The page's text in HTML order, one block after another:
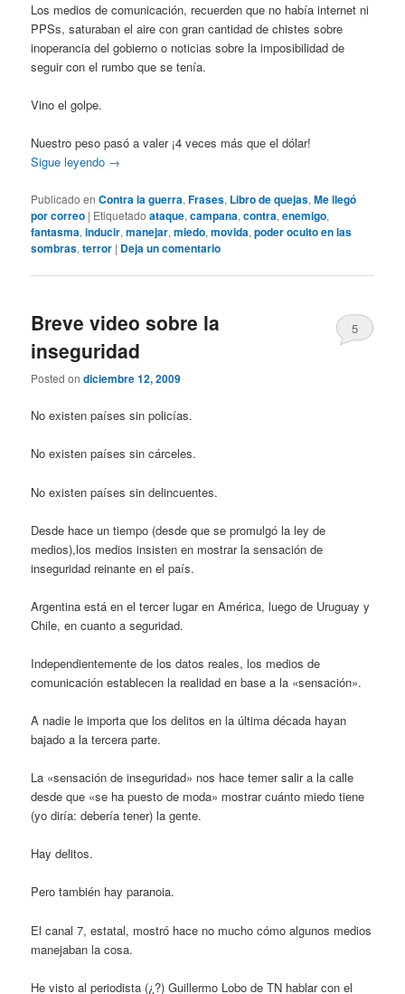
Los medios de comunicación, recuerden que no había internet ni
PPSs, saturaban el aire con gran cantidad de chistes sobre
inoperancia del gobierno o noticias sobre la imposibilidad de
seguir con el rumbo que se tenía.
Vino el golpe.
Nuestro peso pasó a valer ¡4 veces más que el dólar!
Sigue leyendo →
Publicado en Contra la guerra,Frases, Libro de quejas,Me llegó
por correo | Etiquetado ataque,campana,contra,enemigo,
fantasma,inducir,manejar,miedo,movida,poder oculto en las
sombras,terror | Deja un comentario
Breve video sobre la
inseguridad
Posted ondiciembre 12, 2009
5
No existen países sin policías.
No existen países sin cárceles.
No existen países sin delincuentes.
Desde hace un tiempo (desde que se promulgó la ley de
medios),los medios insisten en mostrar la sensación de
inseguridad reinante en el país.
Argentina está en el tercer lugar en América, luego de Uruguay y
Chile, en cuanto a seguridad.
Independientemente de los datos reales, los medios de
comunicación establecen la realidad en base a la «sensación».
A nadie le importa que los delitos en la última década hayan
bajado a la tercera parte.
La «sensación de inseguridad» nos hace temer salir a la calle
desde que «se ha puesto de moda» mostrar cuánto miedo tiene
(yo diría: debería tener) la gente.
Hay delitos.
Pero también hay paranoia.
El canal 7, estatal, mostró hace no mucho cómo algunos medios
manejaban la cosa.
He visto al periodista (¿?) Guillermo Lobo de TN hablar con el